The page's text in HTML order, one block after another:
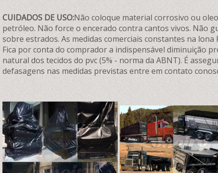
CUIDADOS DE USO:Não coloque material corrosivo ou
petróleo. Não force o encerado contra cantos vivos. Não
sobre estrados. As medidas comerciais constantes na
Fica por conta do comprador a indispensável diminuição
natural dos tecidos do pvc (5% - norma da ABNT). É
defasagens nas medidas previstas entre em contato